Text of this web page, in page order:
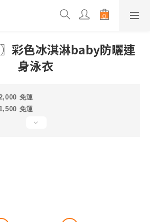
彩色冰淇淋baby防曬連
身泳衣
免運
免運